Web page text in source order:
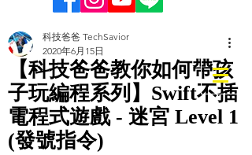
【科技爸爸教你如何帶孩
子玩編程系列】Swift不插
電程式遊戲 - 迷宮 Level 1
(發號指令)
科技爸爸 TechSavior
2020年6月15日